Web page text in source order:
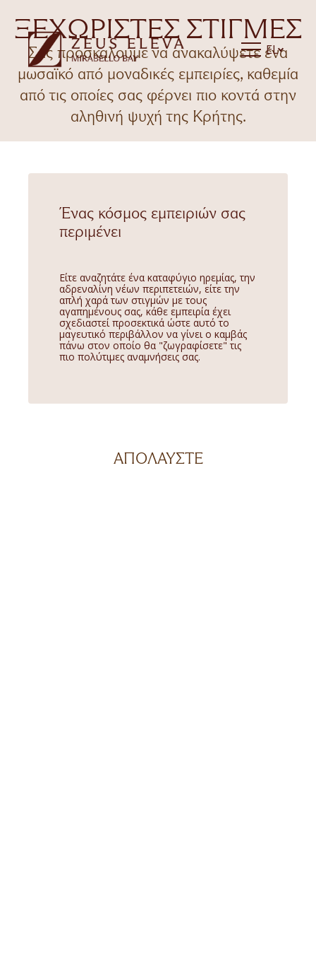
EL
ΞΕΧΩΡΙΣΤΕΣ ΣΤΙΓΜΕΣ
Σας προσκαλούμε να ανακαλύψετε ένα
μωσαϊκό από μοναδικές εμπειρίες, καθεμία
από τις οποίες σας φέρνει πιο κοντά στην
αληθινή ψυχή της Κρήτης.
Ένας κόσμος εμπειριών σας
περιμένει
Είτε αναζητάτε ένα καταφύγιο ηρεμίας, την
αδρεναλίνη νέων περιπετειών, είτε την
απλή χαρά των στιγμών με τους
αγαπημένους σας, κάθε εμπειρία έχει
σχεδιαστεί προσεκτικά ώστε αυτό το
μαγευτικό περιβάλλον να γίνει ο καμβάς
πάνω στον οποίο θα "ζωγραφίσετε" τις
πιο πολύτιμες αναμνήσεις σας.
ΑΠΟΛΑΥΣΤΕ